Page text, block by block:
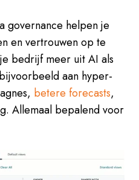
governance helpen je
en vertrouwen op te
bedrijf meer uit AI als
aan hyper-
betere forecasts,
Allemaal bepalend voor